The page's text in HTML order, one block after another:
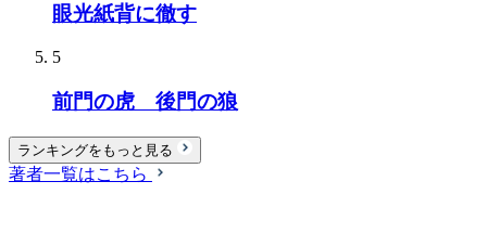
眼光紙背に徹す
5
前門の虎 後門の狼
ランキングをもっと見る
著者一覧はこちら